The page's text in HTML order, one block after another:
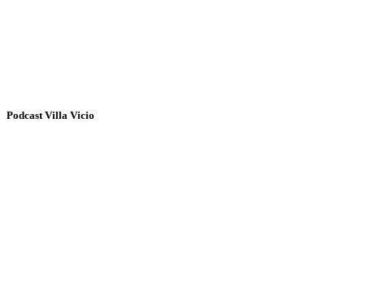
Podcast Villa Vicio